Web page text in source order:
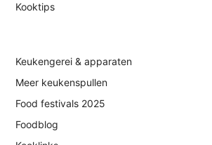
Kooktips
Keukengerei & apparaten
Meer keukenspullen
Food festivals 2025
Foodblog